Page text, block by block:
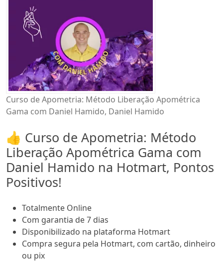
Curso de Apometria: Método Liberação Apométrica
Gama com Daniel Hamido, Daniel Hamido
👍 Curso de Apometria: Método
Liberação Apométrica Gama com
Daniel Hamido na Hotmart, Pontos
Positivos!
Totalmente Online
Com garantia de 7 dias
Disponibilizado na plataforma Hotmart
Compra segura pela Hotmart, com cartão, dinheiro
ou pix